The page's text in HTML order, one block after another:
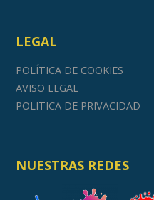
LEGAL
POLÍTICA DE COOKIES
AVISO LEGAL
POLITICA DE PRIVACIDAD
NUESTRAS REDES